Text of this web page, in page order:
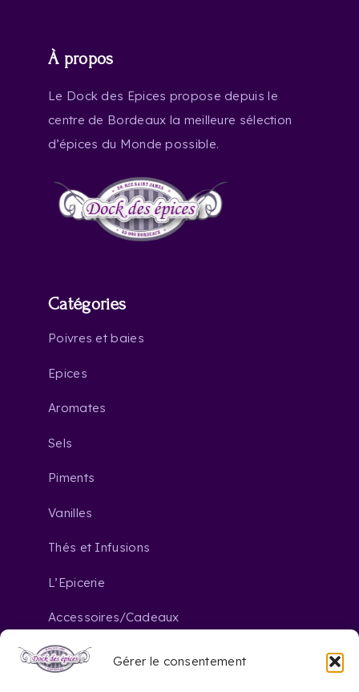
Gérer le consentement
À propos
Le Dock des Epices propose depuis le
centre de Bordeaux la meilleure sélection
d’épices du Monde possible.
Catégories
Poivres et baies
Epices
Aromates
Sels
Piments
Vanilles
Thés et Infusions
L’Epicerie
Accessoires/Cadeaux